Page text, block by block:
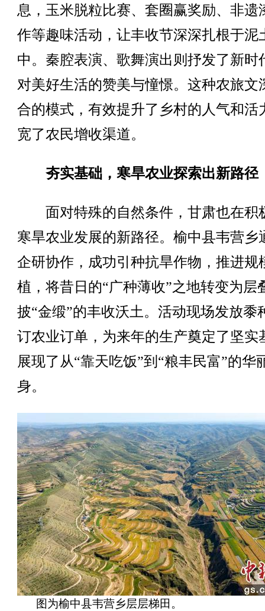
息，玉米脱粒比赛、套圈赢奖励、非遗
作等趣味活动，让丰收节深深扎根于泥
中。秦腔表演、歌舞演出则抒发了新时
对美好生活的赞美与憧憬。这种农旅文
合的模式，有效提升了乡村的人气和活
宽了农民增收渠道。
夯实基础，寒旱农业探索出新路径
面对特殊的自然条件，甘肃也在积
寒旱农业发展的新路径。榆中县韦营乡
企研协作，成功引种抗旱作物，推进规
植，将昔日的“广种薄收”之地转变为层
披“金缎”的丰收沃土。活动现场发放黍
订农业订单，为来年的生产奠定了坚实
展现了从“靠天吃饭”到“粮丰民富”的华
身。
图为榆中县韦营乡层层梯田。